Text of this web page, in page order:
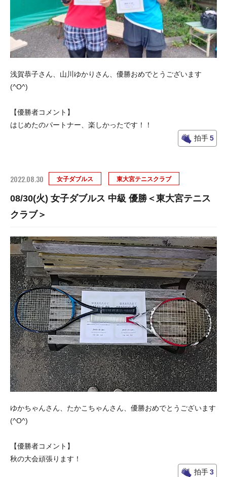
浅賀恭子さん、山川ゆかりさん、優勝おめでとうございます
(^O^)
【優勝者コメント】
はじめたのパートナー、楽しかったです！！
拍手5
2022.08.30 女子ダブルス 東大宮テニスクラブ
08/30(火) 女子ダブルス 中級 優勝＜東大宮テニス
クラブ＞
ゆかちゃんさん、たかこちゃんさん、優勝おめでとうございます
(^O^)
【優勝者コメント】
秋の大会頑張ります！
拍手3